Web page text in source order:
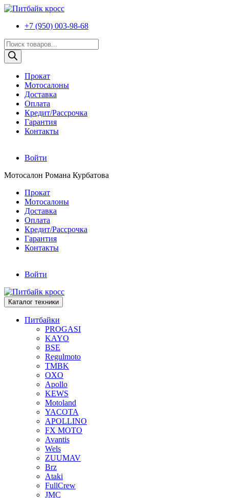
+7 (950) 003-98-68
Поиск
товаров
Прокат
Мотосалоны
Доставка
Оплата
Кредит/Рассрочка
Гарантия
Контакты
Войти
Мотосалон Романа Курбатова
Прокат
Мотосалоны
Доставка
Оплата
Кредит/Рассрочка
Гарантия
Контакты
Войти
Каталог техники
Питбайки
PROGASI
KAYO
BSE
Regulmoto
TMBK
OXO
Apollo
KEWS
Motoland
YACOTA
APOLLINO
FX MOTO
Avantis
Wels
ZUUMAV
Brz
Ataki
FullCrew
JMC